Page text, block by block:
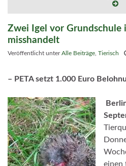
Zwei Igel vor
misshandelt
Veröffentlicht unterAlle Beiträge Tierisch
– PETA setzt 1.000 Euro
einen